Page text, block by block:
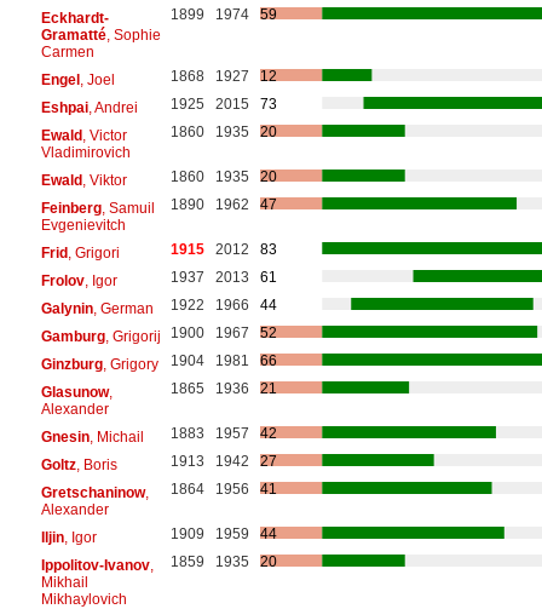
Eckhardt-
Gramatté, Sophie
Carmen
1899 1974 59
Engel, Joel 1868 1927
12
Eshpai, Andrei 1925 2015
73
Ewald, Victor
Vladimirovich
1860 1935 20
Ewald, Viktor 1860 1935
20
Feinberg, Samuil
Evgenievitch
1890 1962 47
Frid, Grigori 1915 2012
83
Frolov, Igor 1937 2013
61
Galynin, German 1922 1966
44
Gamburg, Grigorij 1900 1967
52
Ginzburg, Grigory 1904 1981
66
Glasunow,
Alexander
1865 1936 21
Gnesin, Michail 1883 1957
42
Goltz, Boris 1913 1942
27
Gretschaninow,
Alexander
1864 1956 41
Iljin, Igor 1909 1959
44
Ippolitov-Ivanov,
Mikhail
Mikhaylovich
1859 1935 20